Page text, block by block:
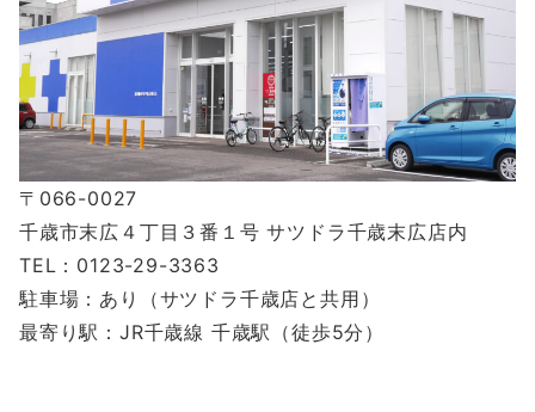
〒066-0027
千歳市末広４丁目３番１号 サツドラ千歳末広店内
TEL：0123-29-3363
駐車場：あり（サツドラ千歳店と共用）
最寄り駅：JR千歳線 千歳駅（徒歩5分）